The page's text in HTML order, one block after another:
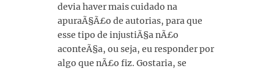
devia haver mais cuidado na
apuraÃ§Ã£o de autorias, para que
esse tipo de injustiÃ§a nÃ£o
aconteÃ§a, ou seja, eu responder por
algo que nÃ£o fiz. Gostaria, se